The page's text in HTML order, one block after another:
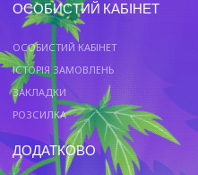
ОСОБИСТИЙ КАБІНЕТ
ОСОБИСТИЙ КАБІНЕТ
ІСТОРІЯ ЗАМОВЛЕНЬ
ЗАКЛАДКИ
РОЗСИЛКА
ДОДАТКОВО